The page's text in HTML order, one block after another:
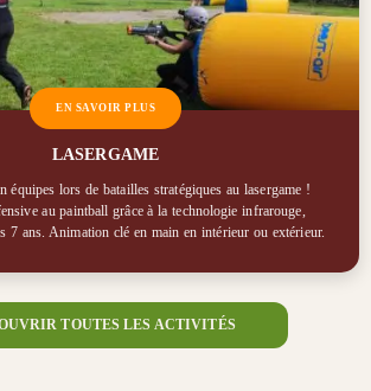
EN SAVOIR PLUS
LASERGAME
équipes lors de batailles stratégiques au lasergame !
au paintball grâce à la technologie infrarouge,
7 ans. Animation clé en main en intérieur ou extérieur.
TOUTES LES ACTIVITÉS